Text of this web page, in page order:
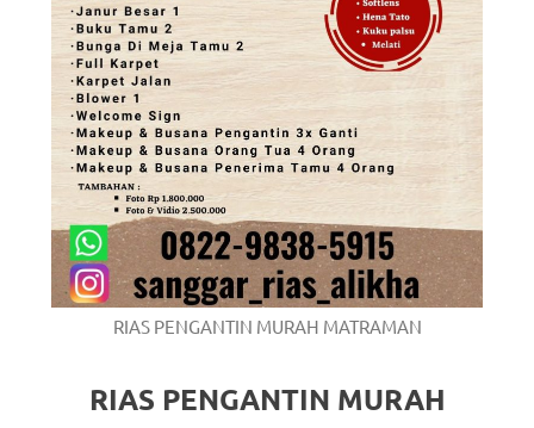
RIAS PENGANTIN MURAH MATRAMAN
RIAS PENGANTIN MURAH